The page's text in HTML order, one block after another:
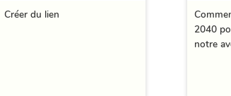
Créer du lien
2040
notre